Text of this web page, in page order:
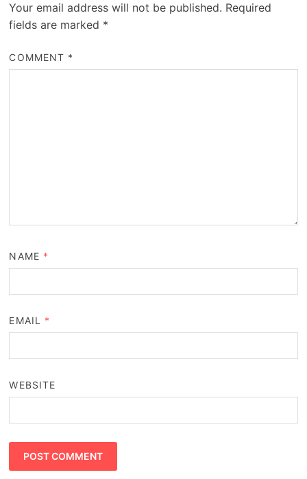
Your email address will not be published. Required
fields are marked *
COMMENT *
NAME *
EMAIL *
WEBSITE